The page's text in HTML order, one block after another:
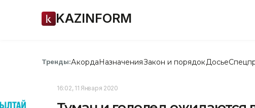
KAZINFORM
Тренды:АкордаНазначенияЗакон и порядок Досье
16:02, 11 Января 2020